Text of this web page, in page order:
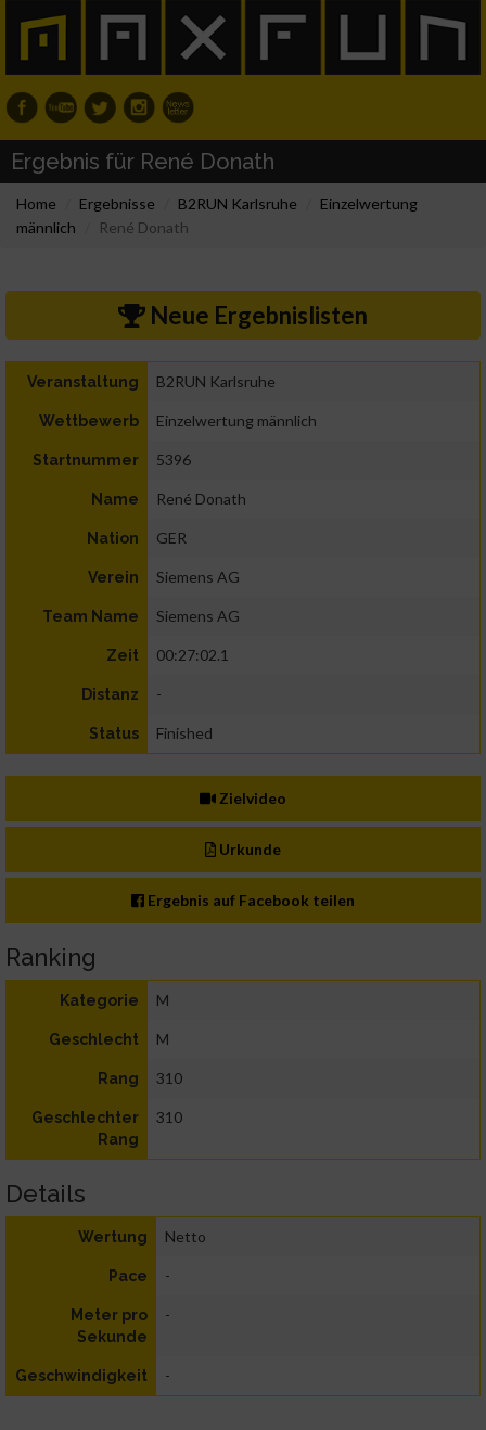
Ergebnis für René Donath
Home Ergebnisse B2RUN Karlsruhe
Einzelwertung
männlich
René Donath
Neue Ergebnislisten
Veranstaltung B2RUN Karlsruhe
Wettbewerb Einzelwertung männlich
Startnummer 5396
Name René Donath
Nation GER
Verein Siemens AG
Team Name Siemens AG
Zeit 00:27:02.1
Distanz -
Status Finished
Zielvideo
Urkunde
Ergebnis auf Facebook teilen
Ranking
Kategorie M
Geschlecht M
Rang 310
Geschlechter
Rang
310
Details
Wertung Netto
Pace -
Meter pro
Sekunde
-
Geschwindigkeit -